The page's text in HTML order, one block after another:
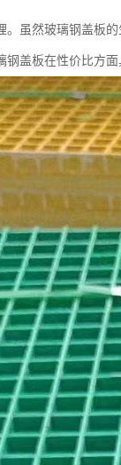
。虽然玻璃钢盖板
钢盖板在性价比方